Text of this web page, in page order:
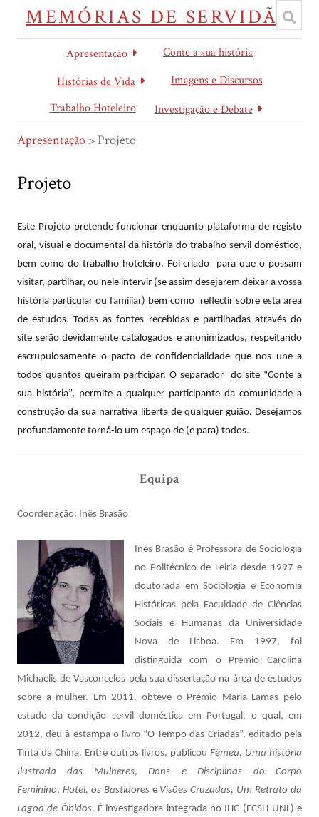
MEMÓRIAS DE SERVIDÃO
Apresentação
Conte a sua história
Histórias de Vida
Imagens e Discursos
Trabalho Hoteleiro
Investigação e Debate
Apresentação > Projeto
Projeto
Este Projeto pretende funcionar enquanto plataforma de registo
oral, visual e documental da história do trabalho servil doméstico,
bem como do trabalho hoteleiro. Foi criado para que o possam
visitar, partilhar, ou nele intervir (se assim desejarem deixar a vossa
história particular ou familiar) bem como reflectir sobre esta área
de estudos. Todas as fontes recebidas e partilhadas através do
site serão devidamente catalogados e anonimizados, respeitando
escrupulosamente o pacto de confidencialidade que nos une a
todos quantos queiram participar. O separador do site “Conte a
sua história”, permite a qualquer participante da comunidade a
construção da sua narrativa liberta de qualquer guião. Desejamos
profundamente torná-lo um espaço de (e para) todos.
Equipa
Coordenação: Inês Brasão
Inês Brasão é Professora de Sociologia
no Politécnico de Leiria desde 1997 e
doutorada em Sociologia e Economia
Históricas pela Faculdade de Ciências
Sociais e Humanas da Universidade
Nova de Lisboa. Em 1997, foi
distinguida com o Prémio Carolina
Michaelis de Vasconcelos pela sua dissertação na área de estudos
sobre a mulher. Em 2011, obteve o Prémio Maria Lamas pelo
estudo da condição servil doméstica em Portugal, o qual, em
2012, deu à estampa o livro “O Tempo das Criadas”, editado pela
Tinta da China. Entre outros livros, publicou Fêmea, Uma história
Ilustrada das Mulheres,Dons e Disciplinas do Corpo
Feminino, Hotel, os Bastidorese Visões Cruzadas, Um Retrato da
Lagoa de Óbidos. É investigadora integrada no IHC (FCSH-UNL) e